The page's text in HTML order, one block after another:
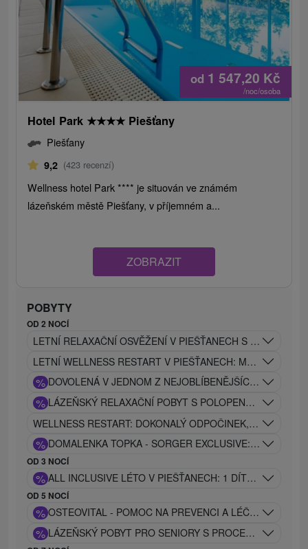
od 1 547,20 Kč
/noc/osoba
Hotel Park ★★★★ Piešťany
Piešťany
9,2 (423 recenzí)
Wellness hotel Park **** je situován ve známém
lázeňském městě Piešťany, v příjemném a...
ZOBRAZIT
POBYTY
OD 2 NOCÍ
LETNÍ RELAXAČNÍ OSVĚŽENÍ V PIEŠŤANECH S
LETNÍ WELLNESS RESTART V PIEŠŤANECH: MASÁŽ,
% DOVOLENÁ V JEDNOM Z NEJOBLÍBENĚJŠÍCH
% LÁZEŇSKÝ RELAXAČNÍ POBYT S POLOPENZÍ,
WELLNESS RESTART: DOKONALÝ ODPOČINEK, KTERÝ
% DOMALENKA TOPKA - SORGER EXCLUSIVE:
OD 3 NOCÍ
% ALL INCLUSIVE LÉTO V PIEŠŤANECH: 1 DÍTĚ DO 12
OD 5 NOCÍ
% OSTEOVITAL - POMOC NA PREVENCI A LÉČBU
% LÁZEŇSKÝ POBYT PRO SENIORY S PROCEDURAMI A